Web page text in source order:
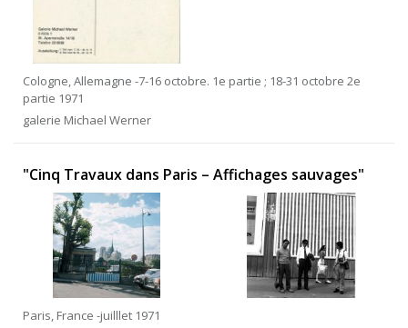
Cologne, Allemagne -7-16 octobre. 1e partie ; 18-31 octobre 2e
partie 1971
galerie Michael Werner
"Cinq Travaux dans Paris – Affichages sauvages"
Paris, France -juilllet 1971